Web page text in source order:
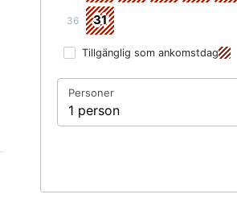
36 31
Tillgänglig som ankomstdag
Personer
1 person